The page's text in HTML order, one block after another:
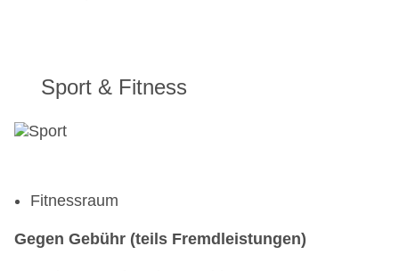
Sport & Fitness
Fitnessraum
Gegen Gebühr (teils Fremdleistungen)